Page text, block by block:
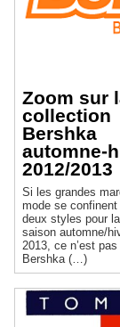
Zoom sur
collection
Bershka
automne-
2012/2013
Si les grandes
mode se confinent
deux styles pour
saison automne/
2013, ce n’est
Bershka (…)